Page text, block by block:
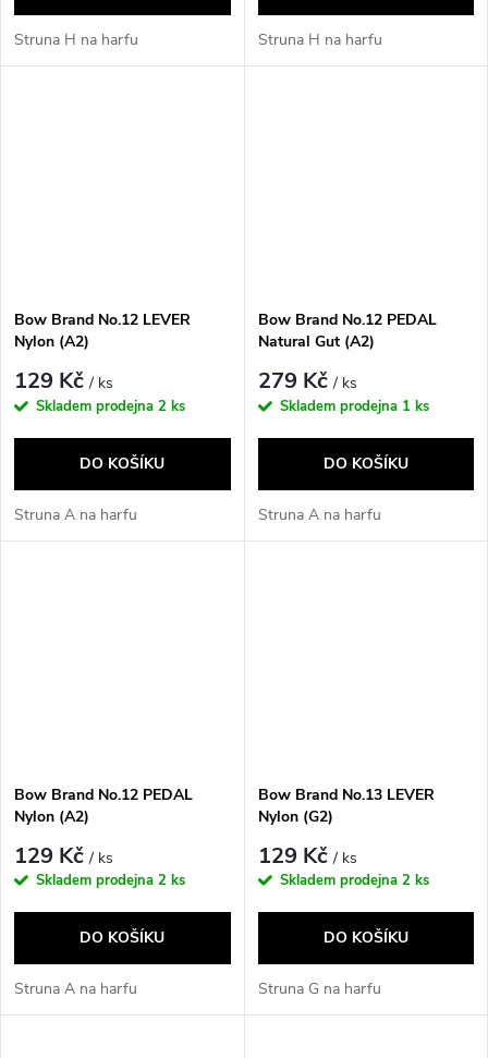
Struna H na harfu Struna H na harfu
Bow Brand No.12 LEVER
Nylon (A2)
129 Kč/ ks
Skladem prodejna 2 ks
DO KOŠÍKU
Struna A na harfu
Bow Brand No.12 PEDAL
Natural Gut (A2)
279 Kč/ ks
Skladem prodejna 1 ks
DO KOŠÍKU
Struna A na harfu
Bow Brand No.12 PEDAL
Nylon (A2)
129 Kč/ ks
Skladem prodejna 2 ks
DO KOŠÍKU
Struna A na harfu
Bow Brand No.13 LEVER
Nylon (G2)
129 Kč/ ks
Skladem prodejna 2 ks
DO KOŠÍKU
Struna G na harfu